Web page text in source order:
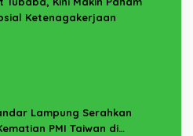
Ketenagakerjaan
Lampung Serahkan
PMI Taiwan di